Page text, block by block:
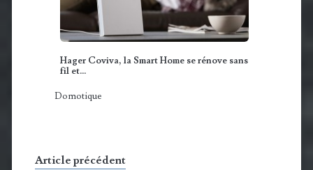
Hager Coviva, la Smart Home se rénove sans
fil et…
Domotique
Article précédent